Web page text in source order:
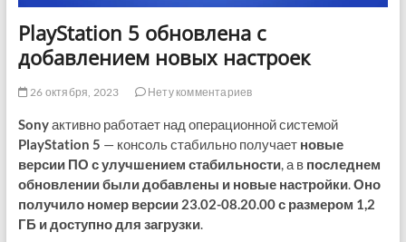
PlayStation 5 обновлена с
добавлением новых настроек
26 октября, 2023 Нету комментариев
Sonyактивно работает над операционной системой
PlayStation 5 — консоль стабильно получает новые
версии ПО с улучшением стабильности, а в последнем
обновлении были добавлены и новые настройки.Оно
получило номер версии 23.02-08.20.00 с размером 1,2
ГБ и доступно для загрузки.